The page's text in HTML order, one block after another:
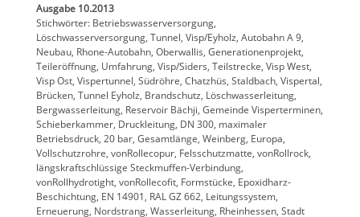
Ausgabe 10.2013
Stichwörter: Betriebswasserversorgung,
Löschwasserversorgung, Tunnel, Visp/Eyholz, Autobahn A 9,
Neubau, Rhone-Autobahn, Oberwallis, Generationenprojekt,
Teileröffnung, Umfahrung, Visp/Siders, Teilstrecke, Visp West,
Visp Ost, Vispertunnel, Südröhre, Chatzhüs, Staldbach, Vispertal,
Brücken, Tunnel Eyholz, Brandschutz, Löschwasserleitung,
Bergwasserleitung, Reservoir Bächji, Gemeinde Visperterminen,
Schieberkammer, Druckleitung, DN 300, maximaler
Betriebsdruck, 20 bar, Gesamtlänge, Weinberg, Europa,
Vollschutzrohre, vonRollecopur, Felsschutzmatte, vonRollrock,
längskraftschlüssige Steckmuffen-Verbindung,
vonRollhydrotight, vonRollecofit, Formstücke, Epoxidharz-
Beschichtung, EN 14901, RAL GZ 662, Leitungssystem,
Erneuerung, Nordstrang, Wasserleitung, Rheinhessen, Stadt